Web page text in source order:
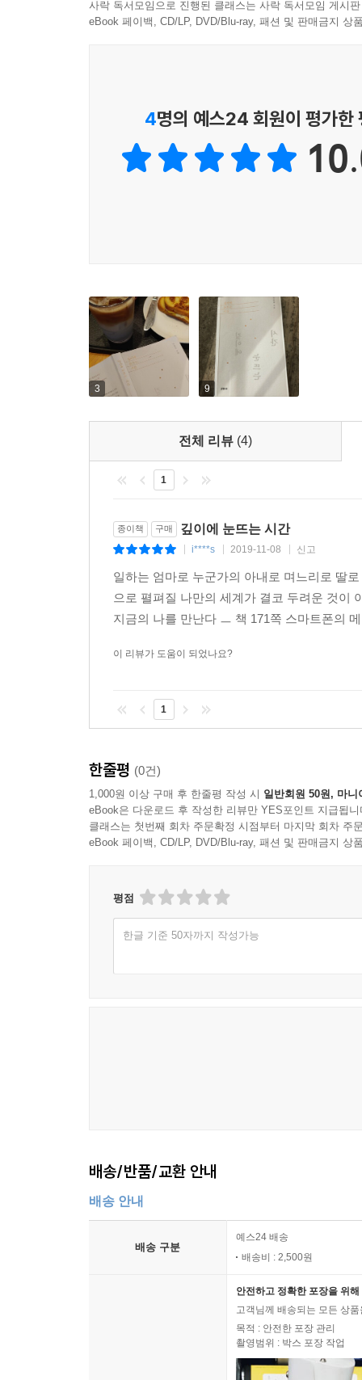
면, 그렇다면 나는 그걸 찾아서 언어로 바꿔보겠다
--- p.155~156
토해내고 나무들에게서 얻은 찬 숨을 들이마셔 하
도무지 일어나지 않을 것 같은 일들이 일어나고,
--- p.242~243
나이를 먹어가면서 자기다움을 잃지 않고 누구
것을 이제는 알겠다. 그럼에도 주방과 서재와 마
없는 것들을 슬퍼하는 대신 내게 가능한 것들에
나이가 들면서도 여전히 내 앞에 놓인 날들에 설레
물론 자기 자신이 되는 것이 말처럼 그리 쉬운
중요하다”지만, 현실에서 구체적으로 실천하
살아가면서 시간의 흐름 앞에, 해도 해도 줄지 않
저자는 부단히 책을 읽고, 글을 쓰며, 일부러 애를
쓰기를 매일의 면역기제이자 삶의 전략으로 삼은
한다고. 중년 이후에는 매일이 당혹스럽고 퍽 쓸
저절로 자리를 옮겨갈 때까지 기다리면 된다고. 중
이 책에는 저자가 존재를 확장하려는 노력 속에
행간 뒤에는 살아온 날의 치열함이, 그리하여 ‘다
1부 [삶의 단순한 리듬을 찾는 시간]에서는 매일
삶의 질서를 되찾기 위해 분투한 시간들이 이윽하
―어차피 인생 전체가 매일 먹는 밥처럼 되풀이
않을까란 생각이 들었다. 일상이 나를 건져 올려줄
충분히 장악할 수 있는 공간으로 하루를 채울 것.
깨달음을 얻게 된 과정, ‘쓰는 사람’이 된 이후 ‘나’
정도다. 내가 읽은 것들이 나의 오늘에 자연스레
―모호했던 일상이 글로 쓰이는 순간에 선명해지
되곤 했다. 있는지도 몰랐던 것을 보이게 하는 언
싶었어’라고 외쳤던 몇 년 전의 내가 아직도 내 안
3부 [좋아하는 곳에서 힘을 모으는 시간]에서는
저자가 카카오브런치에 올린 연재글은 1만 1천
공간으로 자리매김했다. 일기장 대신 사용할
털어놓았을 뿐인데 살가운 공감의 댓글들이 쏟
브런치로, 글쓰기는 삶을 밀어 삶 너머로 나아
좋아하는 일과 하고 싶은 일은 무엇인지 비로소
글을 쓰며 배웠다. 이제 저자는 집안일 사이사
나아가 여자, 주부, 엄마, 아내라는 이름으로 고립
사락 독서모임으로 진행된 클래스는 사락 독서모임 게시
eBook 페이백, CD/LP, DVD/Blu-ray, 패션 및 판매금지 상
4명의 예스24 회원이 평가한
3 9
전체 리뷰 (4)
1
종이책 구매 깊이에 눈뜨는 시간
i****s 2019-11-08 신고
일하는 엄마로 누군가의 아내로 며느리로 딸
으로 펼펴질 나만의 세계가 결코 두려운 것이
지금의 나를 만난다 ㅡ 책 171쪽 스마트폰의
이 리뷰가 도움이 되었나요?
1
한줄평 (0건)
1,000원 이상 구매 후 한줄평 작성 시 일반회원 50원, 마니
eBook은 다운로드 후 작성한 리뷰만 YES포인트 지급됩니
클래스는 첫번째 회차 주문확정 시점부터 마지막 회차 주
eBook 페이백, CD/LP, DVD/Blu-ray, 패션 및 판매금지 상
평점
한글 기준 50자까지 작성가능
배송/반품/교환 안내
배송 안내
배송 구분
예스24 배송
배송비 : 2,500원
안전하고 정확한 포장을 위
고객님께 배송되는 모든 상
목적 : 안전한 포장 관리
촬영범위 : 박스 포장 작업